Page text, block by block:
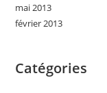
mai 2013
février 2013
Catégories